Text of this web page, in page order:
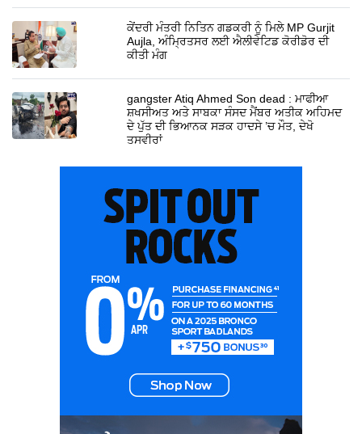
ਕੇਂਦਰੀ ਮੰਤਰੀ ਨਿਤਿਨ ਗਡਕਰੀ ਨੂੰ ਮਿਲੇ MP Gurjit
Aujla, ਅੰਮ੍ਰਿਤਸਰ ਲਈ ਐਲੀਵੇਟਿਡ ਕੋਰੀਡੋਰ ਦੀ
ਕੀਤੀ ਮੰਗ
gangster Atiq Ahmed Son dead : ਮਾਫੀਆ
ਸ਼ਖਸੀਅਤ ਅਤੇ ਸਾਬਕਾ ਸੰਸਦ ਮੈਂਬਰ ਅਤੀਕ ਅਹਿਮਦ
ਦੇ ਪੁੱਤ ਦੀ ਭਿਆਨਕ ਸੜਕ ਹਾਦਸੇ ’ਚ ਮੌਤ, ਦੇਖੋ
ਤਸਵੀਰਾਂ